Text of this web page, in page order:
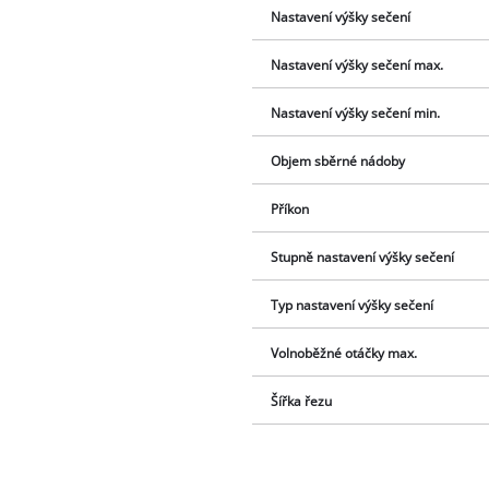
Nastavení výšky sečení
Nastavení výšky sečení max.
Nastavení výšky sečení min.
Objem sběrné nádoby
Příkon
Stupně nastavení výšky sečení
Typ nastavení výšky sečení
Volnoběžné otáčky max.
Šířka řezu